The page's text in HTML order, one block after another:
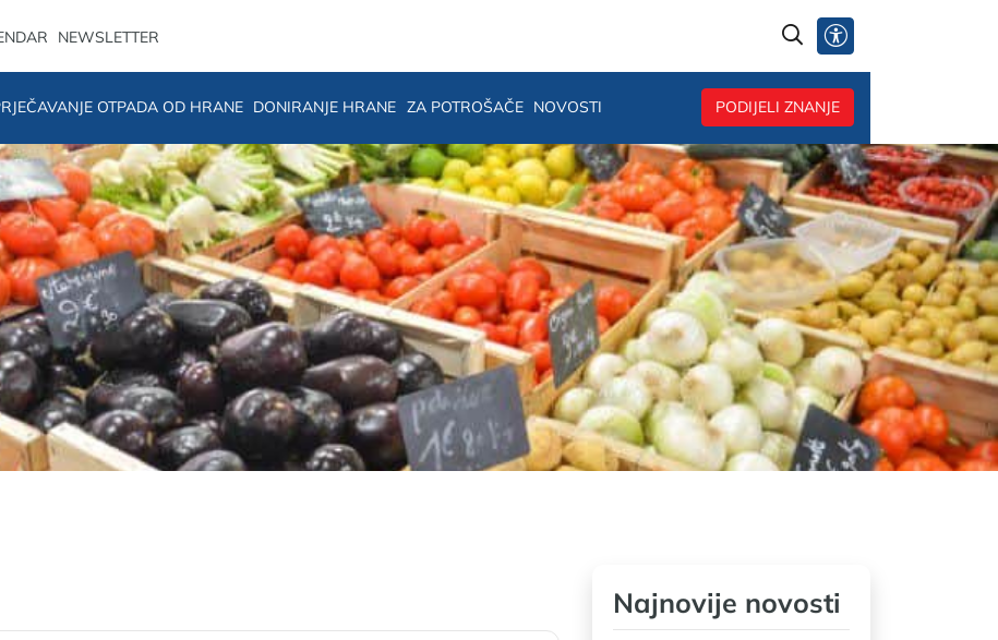
NEWSLETTER @
OTPADA OD HRANE DONIRANJE HRANE ZA POTROŠAČE NOVOSTI PODIJELI ZNANJE
Najnovije novosti